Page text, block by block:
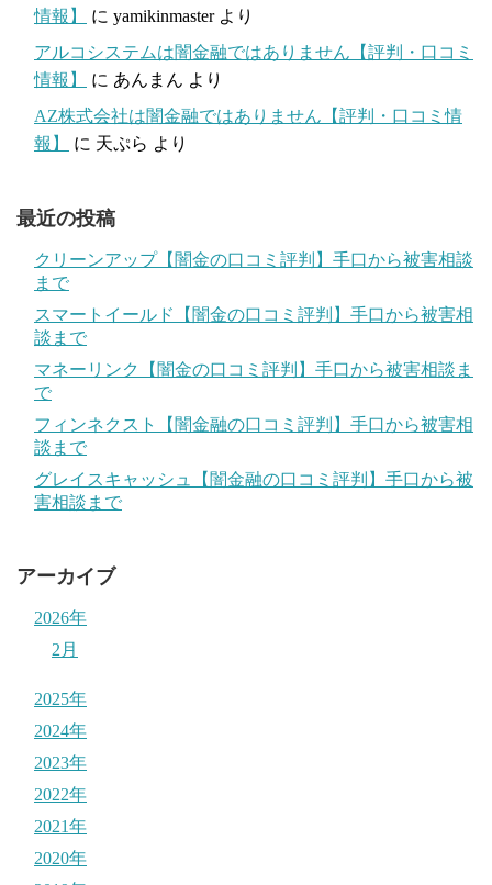
情報】
に yamikinmasterより
アルコシステムは闇金融ではありません【評判・口コミ
情報】
に あんまん より
AZ株式会社は闇金融ではありません【評判・口コミ情
報】
に 天ぷら より
最近の投稿
クリーンアップ【闇金の口コミ評判】手口から被害相談
まで
スマートイールド【闇金の口コミ評判】手口から被害相
談まで
マネーリンク【闇金の口コミ評判】手口から被害相談ま
で
フィンネクスト【闇金融の口コミ評判】手口から被害相
談まで
グレイスキャッシュ【闇金融の口コミ評判】手口から被
害相談まで
アーカイブ
2026年
2月
2025年
2024年
2023年
2022年
2021年
2020年